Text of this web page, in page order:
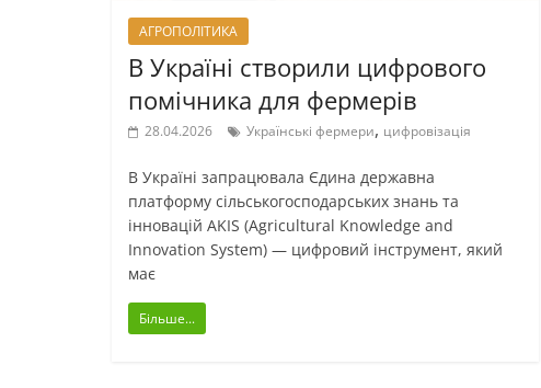
АГРОПОЛІТИКА
В Україні створили цифрового
помічника для фермерів
28.04.2026 Українські фермери, цифровізація
В Україні запрацювала Єдина державна
платформу сільськогосподарських знань та
інновацій AKIS (Agricultural Knowledge and
Innovation System) — цифровий інструмент, який
має
Більше...